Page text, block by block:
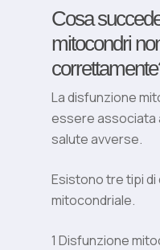
Cosa
mitocondri
La disfunzione
essere associata
salute avverse.
Esistono tre tipi
mitocondriale.
1 Disfunzione